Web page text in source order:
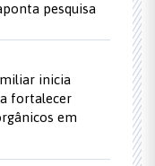
pesquisa
inicia
fortalecer
em